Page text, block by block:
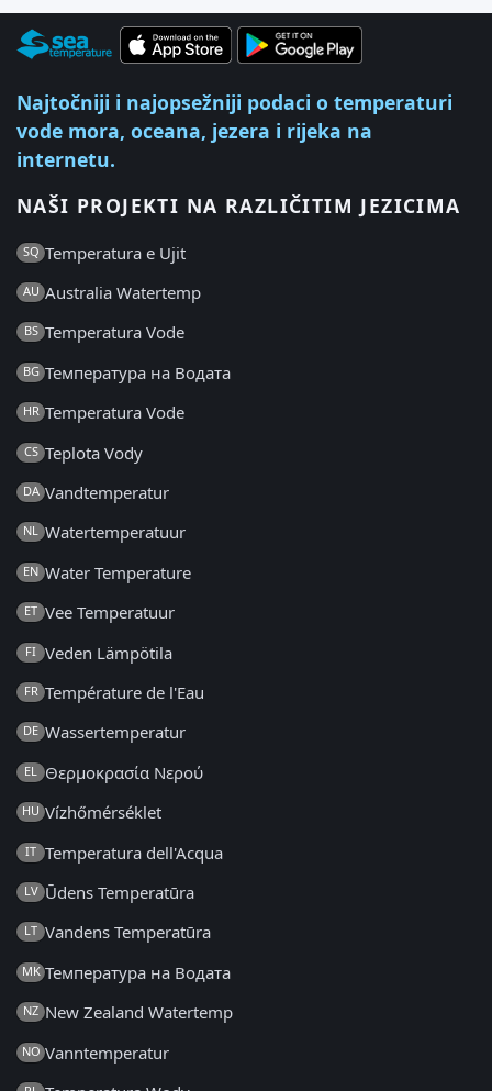
Najtočniji i najopsežniji podaci o temperaturi
vode mora, oceana, jezera i rijeka na
internetu.
NAŠI PROJEKTI NA RAZLIČITIM JEZICIMA
SQ Temperatura e Ujit
AU Australia Watertemp
BS Temperatura Vode
BG Температура на Водата
HR Temperatura Vode
CS Teplota Vody
DA Vandtemperatur
NL Watertemperatuur
EN Water Temperature
ET Vee Temperatuur
FI Veden Lämpötila
FR Température de l'Eau
DE Wassertemperatur
EL Θερμοκρασία Νερού
HU Vízhőmérséklet
IT Temperatura dell'Acqua
LV Ūdens Temperatūra
LT Vandens Temperatūra
MK Температура на Водата
NZ New Zealand Watertemp
NO Vanntemperatur